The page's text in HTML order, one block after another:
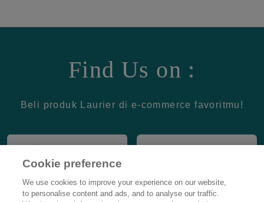
Find Us on :
Beli produk Laurier di e-commerce favoritmu!
Cookie preference
We use cookies to improve your experience on our website,
to personalise content and ads, and to analyse our traffic.